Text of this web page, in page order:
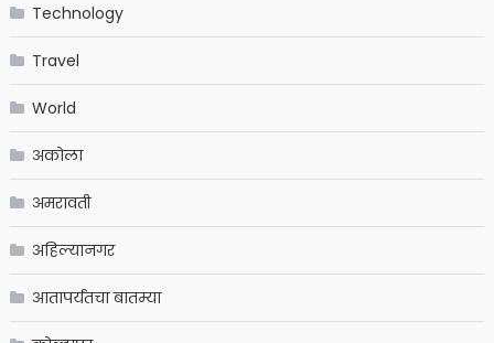
Technology
Travel
World
अकोला
अमरावती
अहिल्यानगर
आतापर्यंतचा बातम्या